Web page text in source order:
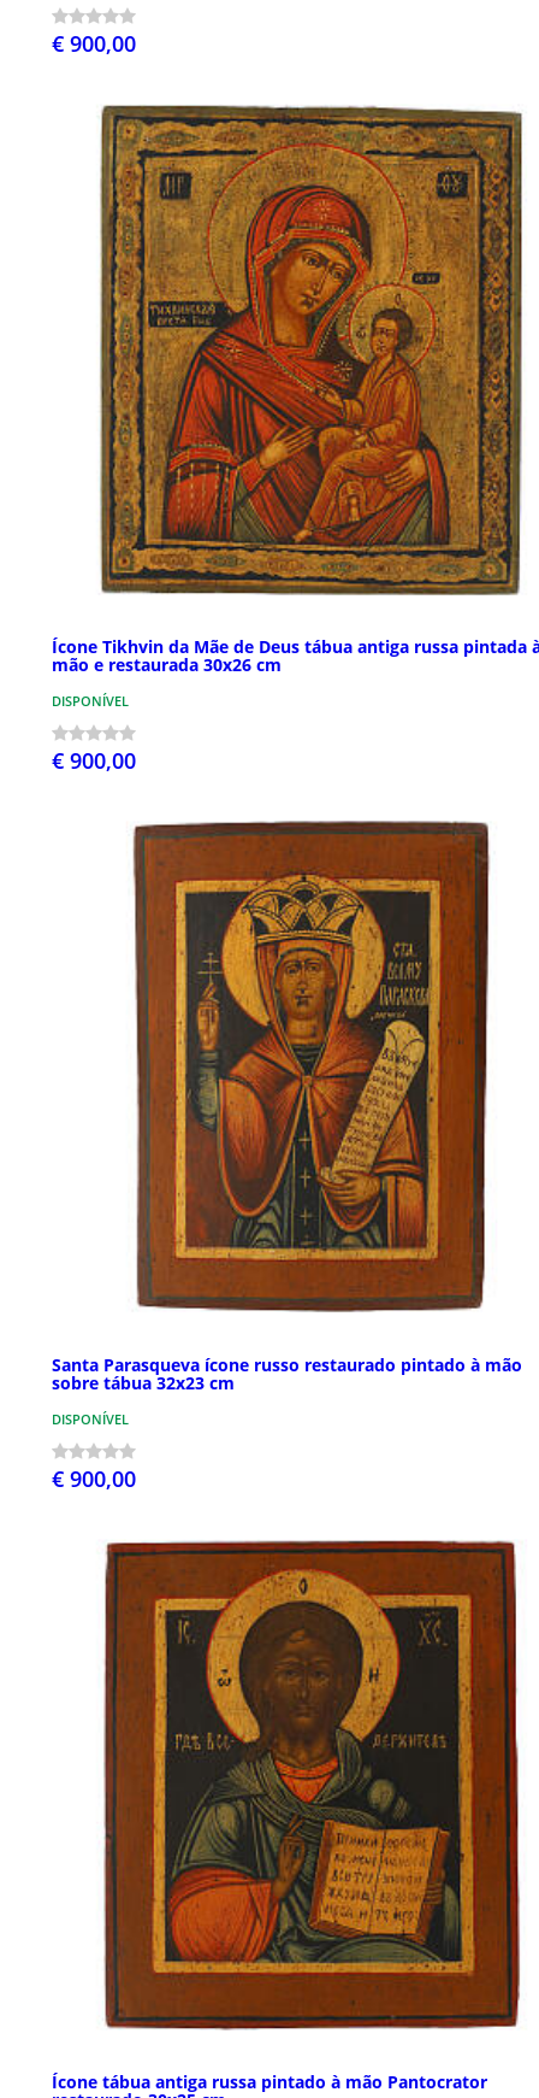
€ 900,00
Ícone Tikhvin da Mãe de Deus tábua antiga russa pintada
mão e restaurada 30x26 cm
DISPONÍVEL
€ 900,00
Santa Parasqueva ícone russo restaurado pintado à mão
sobre tábua 32x23 cm
DISPONÍVEL
€ 900,00
Ícone tábua antiga russa pintado à mão Pantocrator